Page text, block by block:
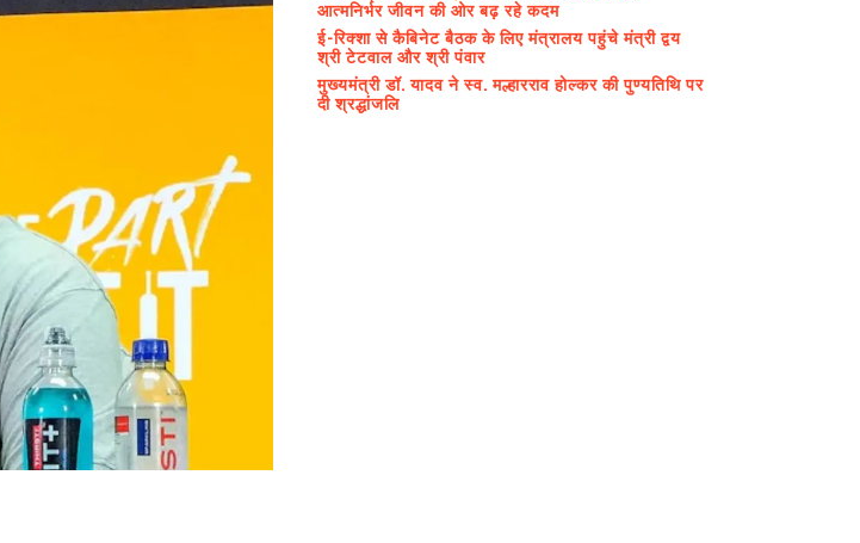
आत्मनिर्भर जीवन की ओर बढ़ रहे कदम
ई-रिक्शा से कैबिनेट बैठक के लिए मंत्रालय पहुंचे मंत्री द्वय
श्री टेटवाल और श्री पंवार
मुख्यमंत्री डॉ. यादव ने स्व. मल्हारराव होल्कर की पुण्यतिथि पर
दी श्रद्धांजलि